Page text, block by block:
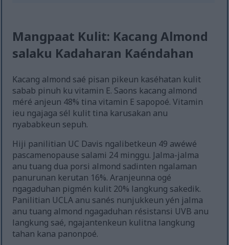
Mangpaat Kulit: Kacang Almond
salaku Kadaharan Kaéndahan
Kacang almond saé pisan pikeun kaséhatan kulit
sabab pinuh ku vitamin E. Saons kacang almond
méré anjeun 48% tina vitamin E sapopoé. Vitamin
ieu ngajaga sél kulit tina karusakan anu
nyababkeun sepuh.
Hiji panilitian UC Davis ngalibetkeun 49 awéwé
pascamenopause salami 24 minggu. Jalma-jalma
anu tuang dua porsi almond sadinten ngalaman
panurunan kerutan 16%. Aranjeunna ogé
ngagaduhan pigmén kulit 20% langkung sakedik.
Panilitian UCLA anu sanés nunjukkeun yén jalma
anu tuang almond ngagaduhan résistansi UVB anu
langkung saé, ngajantenkeun kulitna langkung
tahan kana panonpoé.